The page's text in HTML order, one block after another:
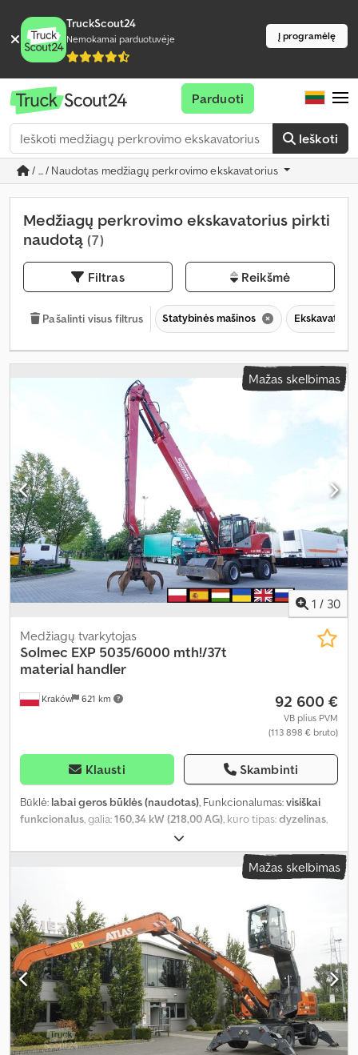
TruckScout24
Nemokamai parduotuvėje Į programėlę
Ieškoti
Parduoti
/ ... / Naudotas medžiagų perkrovimo ekskavatorius
Medžiagų perkrovimo ekskavatorius pirkti
naudotą (7)
Filtras Reikšmė
Pašalinti visus filtrus Statybinės mašinos
Mažas skelbimas
1 / 30
Kraków 621 km
Medžiagų tvarkytojas
Solmec EXP 5035/6000 mth!/37t
material handler
92 600 €
VB plius PVM
(113 898 € bruto)
Klausti Skambinti
Būklė: labai geros būklės (naudotas), Funkcionalumas:visiškai
funkcionalus, galia:160,34 kW (218,00 AG), kuro tipas:dyzelinas,
36 600 kg
veikimo valandos:6 000 h, Įranga:kabina, visų varančiųjų ratų
Mažas skelbimas